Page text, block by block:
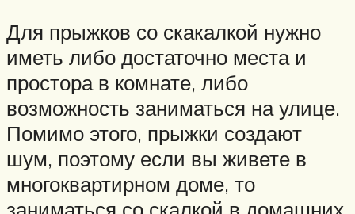
Для прыжков со скакалкой нужно
иметь либо достаточно места и
простора в комнате, либо
возможность заниматься на улице.
Помимо этого, прыжки создают
шум, поэтому если вы живете в
многоквартирном доме, то